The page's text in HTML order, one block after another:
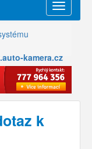
Menu
kamera.cz
k